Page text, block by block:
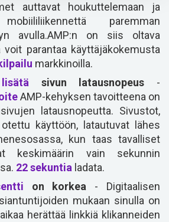
auttavat houkuttelemaan ja
paremman
avulla.AMP:n on siis oltava
parantaa käyttäjäkokemusta
markkinoilla.
lisätäsivun latausnopeus -
AMP-kehyksen tavoitteena on
latausnopeutta. Sivustot,
käyttöön, latautuvat lähes
kun taas tavalliset
keskimäärin vain sekunnin
22 sekuntia ladata.
on korkea - Digitaalisen
mukaan sinulla on
herättää linkkiä klikanneiden